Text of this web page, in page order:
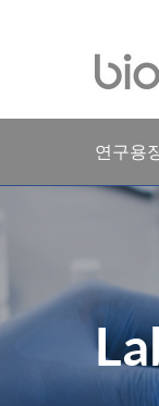
연구용